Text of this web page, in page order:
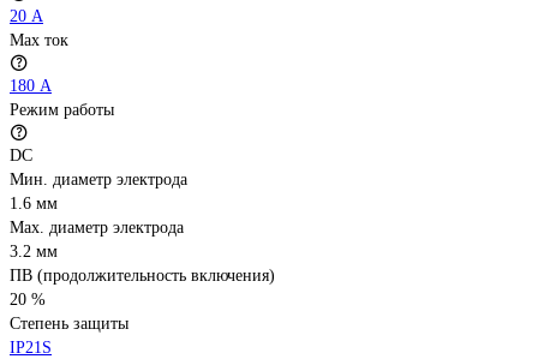
20 А
Max ток
180 А
Режим работы
DC
Мин. диаметр электрода
1.6 мм
Мах. диаметр электрода
3.2 мм
ПВ (продолжительность включения)
20 %
Степень защиты
IP21S